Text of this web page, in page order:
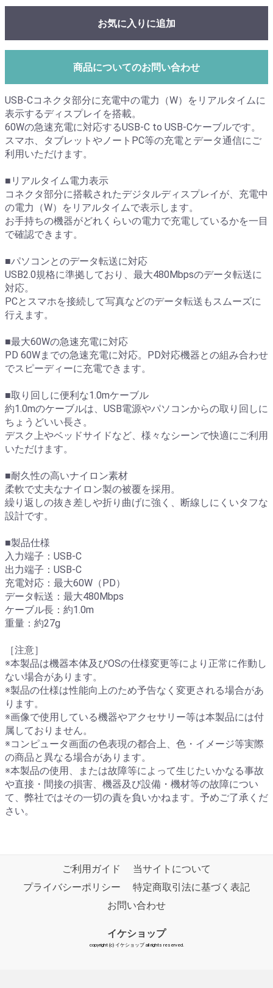
お気に入りに追加
商品についてのお問い合わせ
USB-Cコネクタ部分に充電中の電力（W）をリアルタイムに
表示するディスプレイを搭載。
60Wの急速充電に対応するUSB-C to USB-Cケーブルです。
スマホ、タブレットやノートPC等の充電とデータ通信にご
利用いただけます。
■リアルタイム電力表示
コネクタ部分に搭載されたデジタルディスプレイが、充電中
の電力（W）をリアルタイムで表示します。
お手持ちの機器がどれくらいの電力で充電しているかを一目
で確認できます。
■パソコンとのデータ転送に対応
USB2.0規格に準拠しており、最大480Mbpsのデータ転送に
対応。
PCとスマホを接続して写真などのデータ転送もスムーズに
行えます。
■最大60Wの急速充電に対応
PD 60Wまでの急速充電に対応。PD対応機器との組み合わせ
でスピーディーに充電できます。
■取り回しに便利な1.0mケーブル
約1.0mのケーブルは、USB電源やパソコンからの取り回しに
ちょうどいい長さ。
デスク上やベッドサイドなど、様々なシーンで快適にご利用
いただけます。
■耐久性の高いナイロン素材
柔軟で丈夫なナイロン製の被覆を採用。
繰り返しの抜き差しや折り曲げに強く、断線しにくいタフな
設計です。
■製品仕様
入力端子：USB-C
出力端子：USB-C
充電対応：最大60W（PD）
データ転送：最大480Mbps
ケーブル長：約1.0m
重量：約27g
［注意］
※本製品は機器本体及びOSの仕様変更等により正常に作動し
ない場合があります。
※製品の仕様は性能向上のため予告なく変更される場合があ
ります。
※画像で使用している機器やアクセサリー等は本製品には付
属しておりません。
※コンピュータ画面の色表現の都合上、色・イメージ等実際
の商品と異なる場合があります。
※本製品の使用、または故障等によって生じたいかなる事故
や直接・間接の損害、機器及び設備・機材等の故障につい
て、弊社ではその一切の責を負いかねます。予めご了承くだ
さい。
ご利用ガイド
当サイトについて
プライバシーポリシー
特定商取引法に基づく表記
お問い合わせ
イケショップ
copyright (c) イケショップ all rights reserved.